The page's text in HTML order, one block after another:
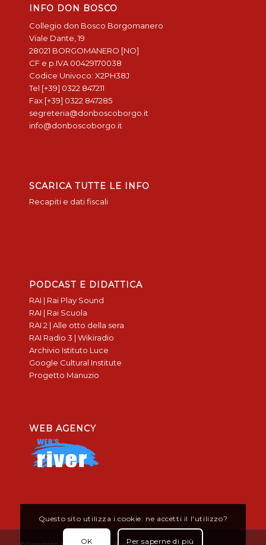
INFO DON BOSCO
Collegio don Bosco Borgomanero
Viale Dante, 19
28021 BORGOMANERO [NO]
CF e p.IVA 00429170038
Codice Univoco: X2PH38J
Tel [+39] 0322 847211
Fax [+39] 0322 847285
segreteria@donboscoborgo.it
info@donboscoborgo.it
SCARICA TUTTE LE INFO
Recapiti e dati fiscali
PODCAST E DIDATTICA
RAI | Rai Play Sound
RAI | Rai Scuola
RAI 2 | Alle otto della sera
RAI Radio 3 | Wikiradio
Archivio Istituto Luce
Google Cultural Institute
Progetto Manuzio
WEB AGENCY
Questo sito utilizza i cookie: ne accetti il l'utilizzo?
OK Per saperne di più